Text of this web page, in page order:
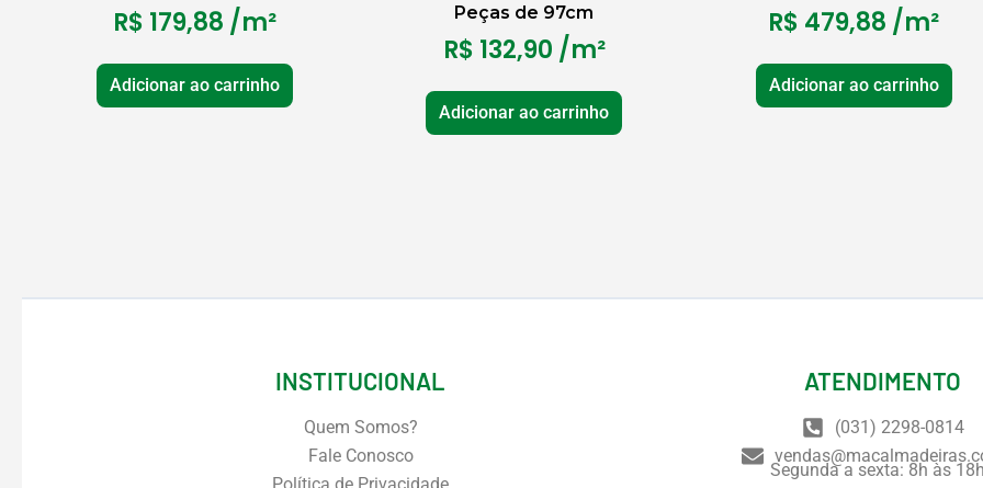
R$ 179,88 /m²
Adicionar ao carrinho
Peças de 97cm
R$ 132,90 /m²
Adicionar ao carrinho
R$ 479,88 /m²
Adicionar ao carrinho
INSTITUCIONAL
Quem Somos?
Fale Conosco
Política de Privacidade
ATENDIMENTO
(031) 2298-0814
Segunda a sexta: 8h às 18h